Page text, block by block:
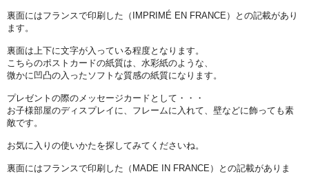
裏面にはフランスで印刷した（IMPRIMÉ EN FRANCE）との記載があり
ます。
裏面は上下に文字が入っている程度となります。
こちらのポストカードの紙質は、水彩紙のような、
微かに凹凸の入ったソフトな質感の紙質になります。
プレゼントの際のメッセージカードとして・・・
お子様部屋のディスプレイに、フレームに入れて、壁などに飾っても素
敵です。
お気に入りの使いかたを探してみてくださいね。
裏面にはフランスで印刷した（MADE IN FRANCE）との記載がありま